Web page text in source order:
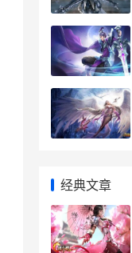
经典文章